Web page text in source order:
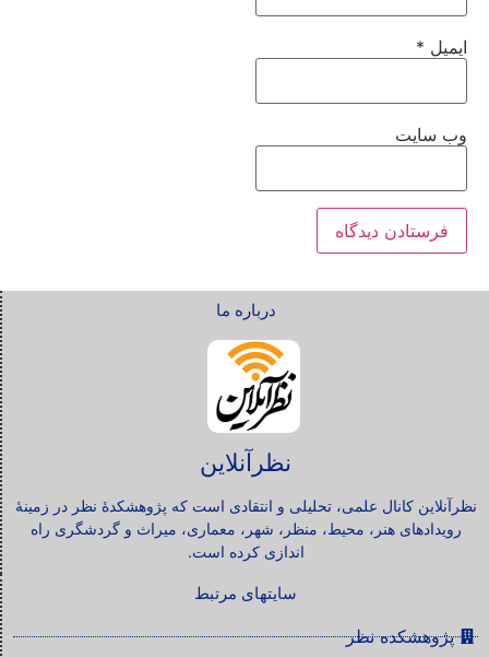
ایمیل *
وب‌ سایت
درباره ما
نظرآنلاین
نظرآنلاین کانال علمی، تحلیلی و انتقادی است که پژوهشکدۀ نظر در زمینۀ
رویدادهای هنر، محیط، منظر، شهر، معماری، میراث و گردشگری راه
اندازی کرده است.
سایتهای مرتبط
پژوهشکده نظر